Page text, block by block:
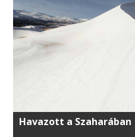
Havazott a Szaharában